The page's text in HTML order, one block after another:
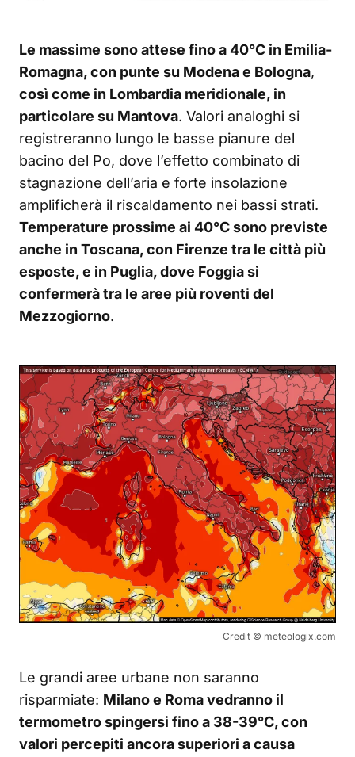
Le massime sono attese fino a 40°C in Emilia-
Romagna, con punte su Modena e Bologna,
così come in Lombardia meridionale, in
particolare su Mantova. Valori analoghi si
registreranno lungo le basse pianure del
bacino del Po, dove l’effetto combinato di
stagnazione dell’aria e forte insolazione
amplificherà il riscaldamento nei bassi strati.
Temperature prossime ai 40°C sono previste
anche in Toscana, con Firenze tra le città più
esposte, e in Puglia, dove Foggia si
confermerà tra le aree più roventi del
Mezzogiorno.
Credit © meteologix.com
Le grandi aree urbane non saranno
risparmiate: Milano e Roma vedranno il
termometro spingersi fino a 38-39°C, con
valori percepiti ancora superiori a causa